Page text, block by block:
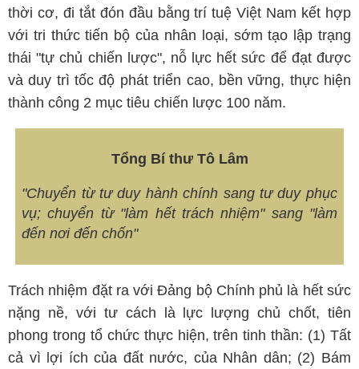
thời cơ, đi tắt đón đầu bằng trí tuệ Việt Nam kết hợp
với tri thức tiến bộ của nhân loại, sớm tạo lập trạng
thái "tự chủ chiến lược", nỗ lực hết sức để đạt được
và duy trì tốc độ phát triển cao, bền vững, thực hiện
thành công 2 mục tiêu chiến lược 100 năm.
Tổng Bí thư Tô Lâm
"Chuyển từ tư duy hành chính sang tư duy phục
vụ; chuyển từ "làm hết trách nhiệm" sang "làm
đến nơi đến chốn"
Trách nhiệm đặt ra với Đảng bộ Chính phủ là hết sức
nặng nề, với tư cách là lực lượng chủ chốt, tiên
phong trong tổ chức thực hiện, trên tinh thần: (1) Tất
cả vì lợi ích của đất nước, của Nhân dân; (2) Bám